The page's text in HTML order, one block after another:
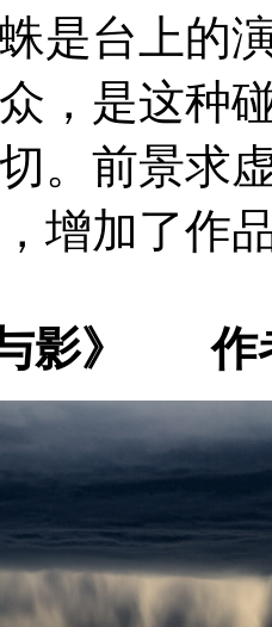
是台上的
，是这种
。前景求
增加了作
影》 作